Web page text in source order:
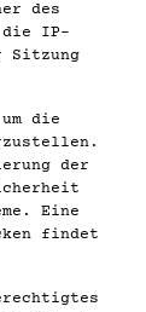
des
die IP-
Sitzung
die
der
Eine
findet